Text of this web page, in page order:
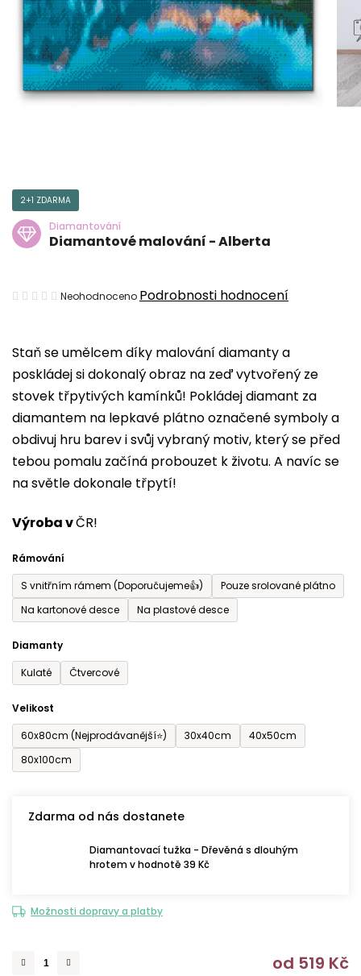
Staň se umělcem díky malování diamanty a
poskládej si dokonalý obraz na zeď vytvořený ze
stovek třpytivých kamínků! Pokládej diamant za
diamantem na lepkavé plátno označené symboly a
obdivuj hru barev i svůj vybraný motiv, který se před
tebou pomalu začíná probouzet k životu. A navíc se
na světle dokonale třpytí!
Výroba vČR!
Rámování
S vnitřním rámem (Doporučujeme👍)
Pouze srolované plátno
Na kartonové desce
Na plastové desce
Diamanty
Kulaté
Čtvercové
Velikost
60x80cm (Nejprodávanější⭐)
30x40cm
40x50cm
80x100cm
Zdarma od nás dostanete
Diamantovací tužka - Dřevěná s dlouhým
hrotem v hodnotě 39 Kč
Možnosti dopravy a platby
od 519 Kč
2+1 ZDARMA
Diamantování
Diamantové malování - Alberta
Průměrné
je
0,0
z
5
hvězdiček.
Neohodnoceno Podrobnosti hodnocení